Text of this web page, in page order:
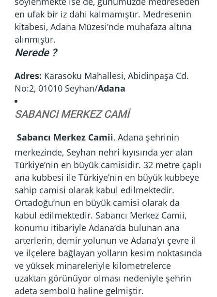
en ufak bir iz dahi kalmamıştır. Medresenin
kitabesi, Adana Müzesi’nde muhafaza altına
alınmıştır.
Nerede ?
Adres: Karasoku Mahallesi, Abidinpaşa Cd.
No:2, 01010 Seyhan/Adana
SABANCI MERKEZ CAMİ
Sabancı Merkez Camii, Adana şehrinin
merkezinde, Seyhan nehri kıyısında yer alan
Türkiye’nin en büyük camisidir. 32 metre çaplı
ana kubbesi ile Türkiye’nin en büyük kubbeye
sahip camisi olarak kabul edilmektedir.
Ortadoğu’nun en büyük camisi olarak da
kabul edilmektedir. Sabancı Merkez Camii,
konumu itibariyle Adana’da bulunan ana
arterlerin, demir yolunun ve Adana’yı çevre il
ve ilçelere bağlayan yolların kesim noktasında
ve yüksek minareleriyle kilometrelerce
uzaktan görünüyor olması nedeniyle şehrin
adeta sembolü haline gelmiştir.